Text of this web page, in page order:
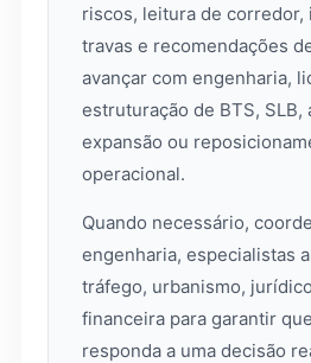
riscos, leitura de corredor,
travas e recomendações
avançar com engenharia,
estruturação de BTS, SLB,
expansão ou
operacional.
Quando necessário,
engenharia, especialistas
tráfego, urbanismo,
financeira para garantir
responda a uma decisão